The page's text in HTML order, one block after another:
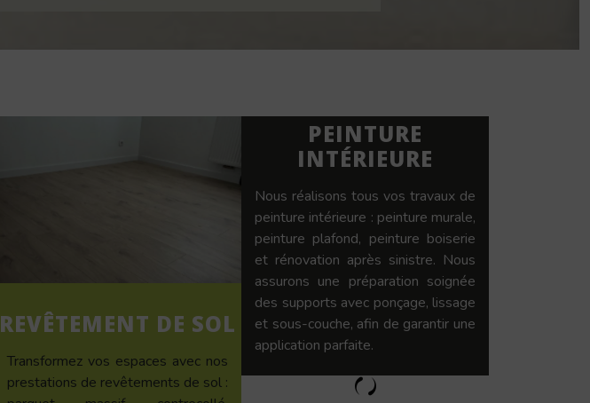
REVÊTEMENT DE SOL
Transformez vos espaces avec nos
prestations de revêtements de sol :
PEINTURE
INTÉRIEURE
Nous réalisons tous vos travaux de
peinture intérieure : peinture murale,
peinture plafond, peinture boiserie
et rénovation après sinistre. Nous
assurons une préparation soignée
des supports avec ponçage, lissage
et sous-couche, afin de garantir une
application parfaite.